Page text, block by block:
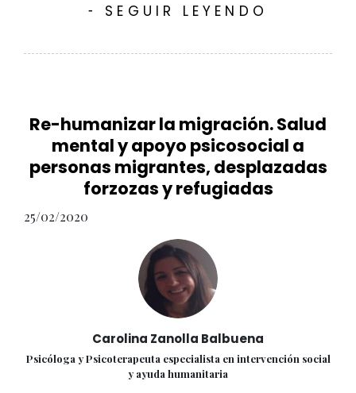
- SEGUIR LEYENDO
Re-humanizar la migración. Salud
mental y apoyo psicosocial a
personas migrantes, desplazadas
forzozas y refugiadas
25/02/2020
Carolina Zanolla Balbuena
Psicóloga y Psicoterapeuta especialista en intervención social
y ayuda humanitaria